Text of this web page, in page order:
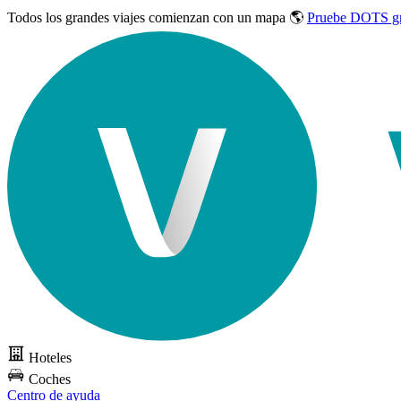
Todos los grandes viajes comienzan con un mapa 🌎 Pruebe DOTS
Hoteles
Coches
Centro de ayuda